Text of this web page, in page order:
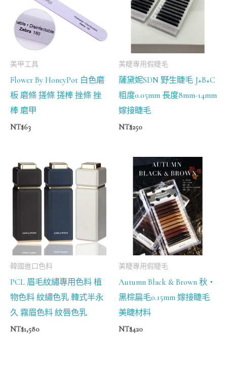
美甲工具
Flower By HoneyPot 白色磨
板 磨條 搓條 搓棒 挫條 挫
棒 磨甲
NT$63
美睫專用假睫毛
薩黛妮SDN 野生睫毛 J+B+C
粗度0.05mm 長度8mm-14mm
嫁接睫毛
NT$250
韓國進口色料
PCL 眉毛紋繡專用色料 植
物色料 紋繡色乳 韓式半永
久 霧眉色料 紋唇色乳
NT$1,580
美睫專用假睫毛
Autumn Black & Brown 秋‧
黑棕扁毛0.15mm 嫁接睫毛
美睫材料
NT$420